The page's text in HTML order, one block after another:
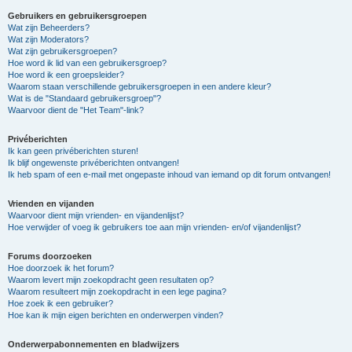
Gebruikers en gebruikersgroepen
Wat zijn Beheerders?
Wat zijn Moderators?
Wat zijn gebruikersgroepen?
Hoe word ik lid van een gebruikersgroep?
Hoe word ik een groepsleider?
Waarom staan verschillende gebruikersgroepen in een andere kleur?
Wat is de "Standaard gebruikersgroep"?
Waarvoor dient de "Het Team"-link?
Privéberichten
Ik kan geen privéberichten sturen!
Ik blijf ongewenste privéberichten ontvangen!
Ik heb spam of een e-mail met ongepaste inhoud van iemand op dit forum ontvangen!
Vrienden en vijanden
Waarvoor dient mijn vrienden- en vijandenlijst?
Hoe verwijder of voeg ik gebruikers toe aan mijn vrienden- en/of vijandenlijst?
Forums doorzoeken
Hoe doorzoek ik het forum?
Waarom levert mijn zoekopdracht geen resultaten op?
Waarom resulteert mijn zoekopdracht in een lege pagina?
Hoe zoek ik een gebruiker?
Hoe kan ik mijn eigen berichten en onderwerpen vinden?
Onderwerpabonnementen en bladwijzers